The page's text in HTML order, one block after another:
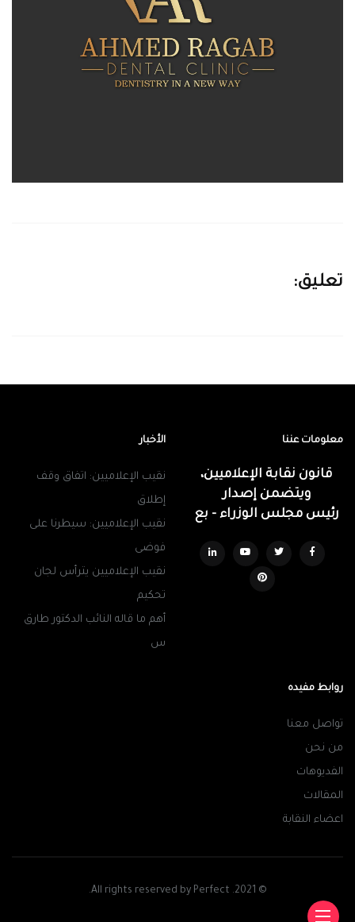
تعليق:
معلومات عننا
قانون نقابة الإعلاميين،
ويتضمن إصدار
رئيس مجلس الوزراء - بع
الأخبار
نقيب الإعلاميين: اتفاق وقف
إطلاق
نقيب الإعلاميين: سيطرنا على
فوضى
نقيب الإعلاميين يترأس لجان
تحكيم
أهم ما قاله النائب الدكتور طارق
س
روابط مفيده
تواصل معنا
من نحن
الفديوهات
المقالات
اعضاء النقابة
© 2021. All rights reserved by Perfect.